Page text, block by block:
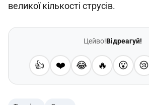
великої кількості струсів.
Цейво!Відреагуй!
👍 ❤️ 😂 🔥 😮 😢